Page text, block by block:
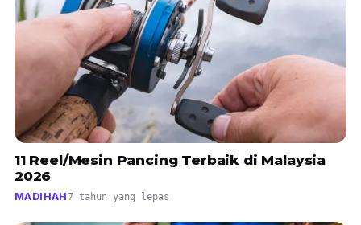
11 Reel/Mesin Pancing Terbaik di Malaysia
2026
MADIHAH7 tahun yang lepas